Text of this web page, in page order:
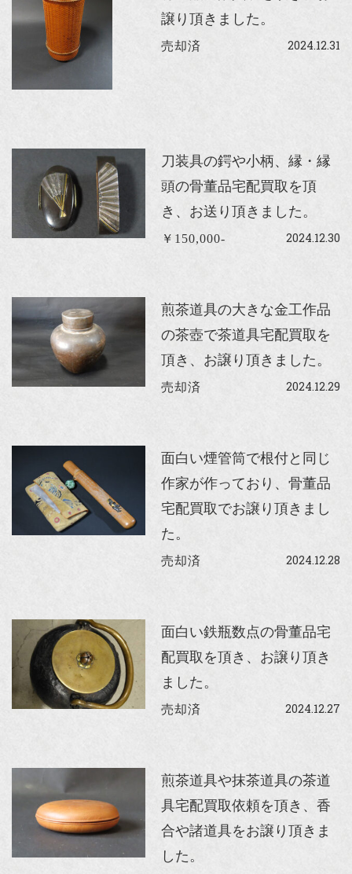
譲り頂きました。
売却済 2024.12.31
刀装具の鍔や小柄、縁・縁
頭の骨董品宅配買取を頂
き、お送り頂きました。
￥150,000- 2024.12.30
煎茶道具の大きな金工作品
の茶壺で茶道具宅配買取を
頂き、お譲り頂きました。
売却済 2024.12.29
面白い煙管筒で根付と同じ
作家が作っており、骨董品
宅配買取でお譲り頂きまし
た。
売却済 2024.12.28
面白い鉄瓶数点の骨董品宅
配買取を頂き、お譲り頂き
ました。
売却済 2024.12.27
煎茶道具や抹茶道具の茶道
具宅配買取依頼を頂き、香
合や諸道具をお譲り頂きま
した。